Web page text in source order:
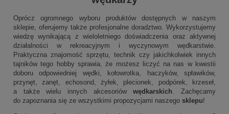
Oprócz ogromnego wyboru produktów dostępnych w naszym
sklepie, oferujemy także profesjonalne doradztwo. Wykorzystujemy
wiedzę wynikającą z wieloletniego doświadczenia oraz aktywnej
działalności w rekreacyjnym i wyczynowym wędkarstwie.
Praktyczna znajomość sprzętu, technik czy jakichkolwiek innych
tajników tego hobby sprawia, że możesz liczyć na nas w kwestii
doboru odpowiedniej wędki, kołowrotka, haczyków, spławików,
przynęt, zanęt, echosond, żyłek, plecionek, podpórek, krzeseł,
a także wielu innych akcesoriówwędkarskich . Zachęcamy
do zapoznania się ze wszystkimi propozycjami naszego sklepu!